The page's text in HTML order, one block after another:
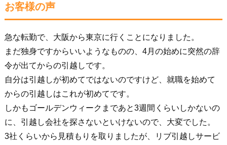
お客様の声
急な転勤で、大阪から東京に行くことになりました。
まだ独身ですからいいようなものの、4月の始めに突然の辞
令が出てからの引越しです。
自分は引越しが初めてではないのですけど、就職を始めて
からの引越しはこれが初めてです。
しかもゴールデンウィークまであと3週間くらいしかないの
に、引越し会社を探さないといけないので、大変でした。
3社くらいから見積もりを取りましたが、リブ引越しサービ